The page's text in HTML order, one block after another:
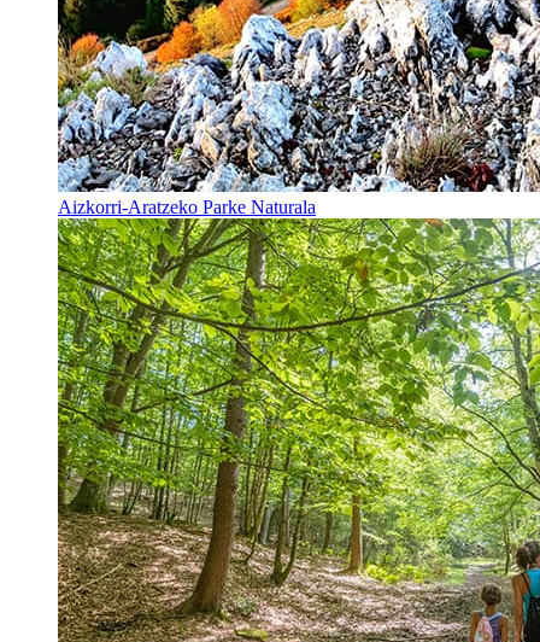
Aizkorri-Aratzeko Parke Naturala